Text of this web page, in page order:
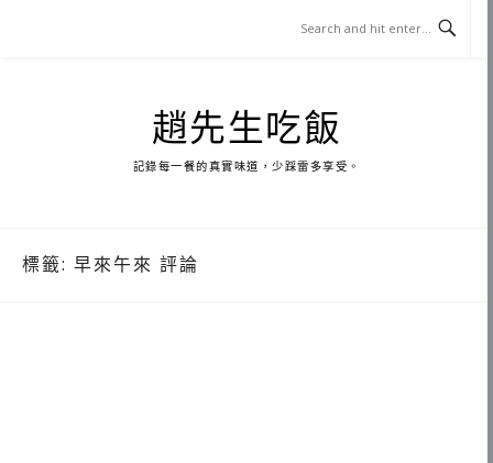
趙先生吃飯
記錄每一餐的真實味道，少踩雷多享受。
標籤: 早來午來 評論